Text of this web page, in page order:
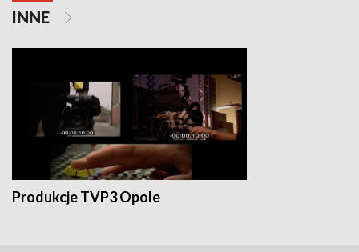
INNE
Produkcje TVP3 Opole